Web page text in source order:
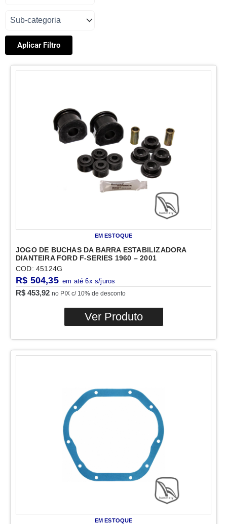
Aplicar Filtro
EM ESTOQUE
JOGO DE BUCHAS DA BARRA ESTABILIZADORA
DIANTEIRA FORD F-SERIES 1960 – 2001
COD: 45124G
R$ 504,35
R$ 453,92 no PIX c/ 10% de desconto
Ver Produto
EM ESTOQUE